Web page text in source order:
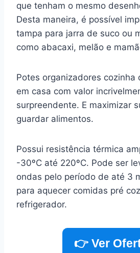
que tenham o mesmo
Desta maneira, é possível
tampa para jarra de suco ou
como abacaxi, melão e
Potes organizadores cozinha
em casa com valor
surpreendente. E maximizar
guardar alimentos.
Possui resistência térmica
-30ºC até 220ºC. Pode ser
ondas pelo período de até 3
para aquecer comidas pré
refrigerador.
👉 Ver